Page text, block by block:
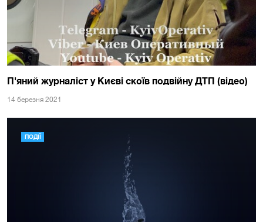
П'яний журналіст у Києві скоїв подвійну ДТП (відео)
14 березня 2021
ПОДІЇ